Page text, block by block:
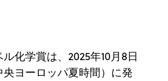
化学賞は、2025年10月8日
央ヨーロッパ夏時間）に発